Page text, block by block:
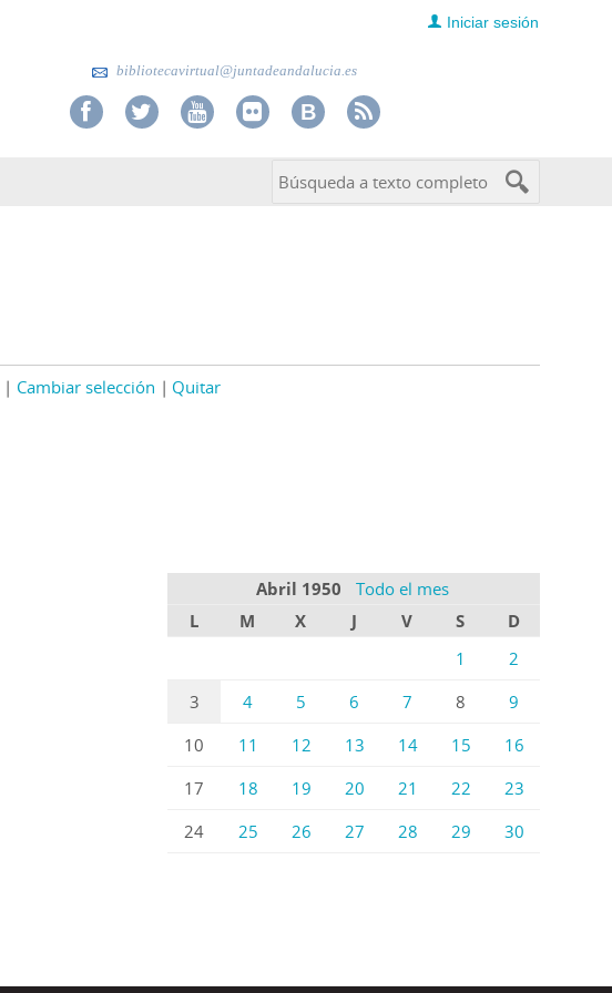
Iniciar sesión
bibliotecavirtual@juntadeandalucia.es
Cambiar selección Quitar
Abril 1950
Todo el mes
L
M X J V S
D
1
2
3
4 5 6 7 8
9
10
11 12 13 14 15
16
17
18 19 20 21 22
23
24
25 26 27 28 29 30